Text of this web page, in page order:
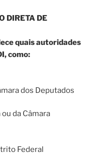
DIRETA DE
quais autoridades
como:
dos Deputados
da Câmara
Federal